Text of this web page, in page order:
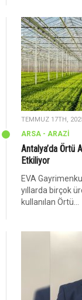
TEMMUZ 17TH,
ARSA - ARAZİ
Antalya’da Örtü
Etkiliyor
EVA
yıllarda birçok
kullanılan Örtü...